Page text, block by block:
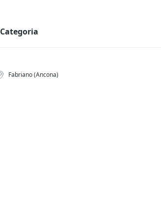
Categoria
Fabriano (Ancona)